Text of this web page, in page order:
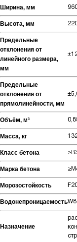
Ширина, мм
Высота, мм
Предельные
отклонения от
линейного размера,
мм
Предельные
отклонения от
прямолинейности, мм
Объём, м³
Масса, кг
Класс бетона
Марка бетона
Морозостойкость
Водонепроницаемость
Назначение